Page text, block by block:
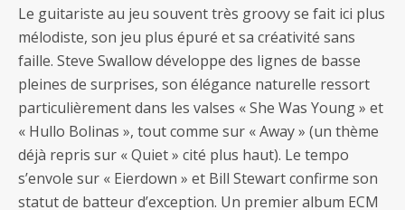
Le guitariste au jeu souvent très groovy se fait ici plus
mélodiste, son jeu plus épuré et sa créativité sans
faille. Steve Swallow développe des lignes de basse
pleines de surprises, son élégance naturelle ressort
particulièrement dans les valses « She Was Young » et
« Hullo Bolinas », tout comme sur « Away » (un thème
déjà repris sur « Quiet » cité plus haut). Le tempo
s’envole sur « Eierdown » et Bill Stewart confirme son
statut de batteur d’exception. Un premier album ECM